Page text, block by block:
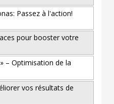
Passez à l'action!
pour booster votre
– Optimisation de la
vos résultats de